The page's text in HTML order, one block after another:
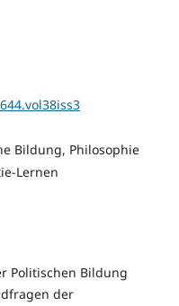
Bildung, Philosophie
Lernen
Politischen Bildung
der